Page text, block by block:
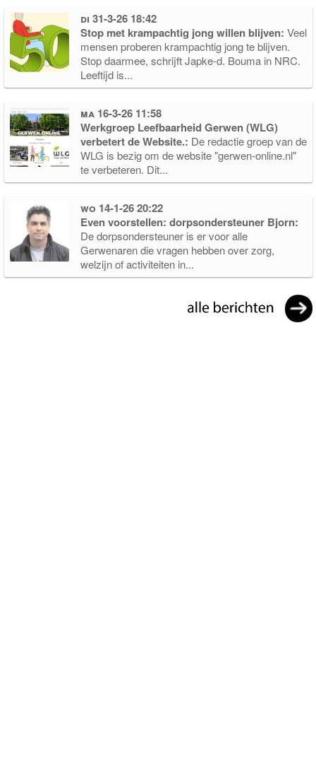
di 31-3-26 18:42
Stop met krampachtig jong willen blijven: Veel
mensen proberen krampachtig jong te blijven.
Stop daarmee, schrijft Japke-d. Bouma in NRC.
Leeftijd is...
ma 16-3-26 11:58
Werkgroep Leefbaarheid Gerwen (WLG)
verbetert de Website.: De redactie groep van de
WLG is bezig om de website "gerwen-online.nl"
te verbeteren. Dit...
wo 14-1-26 20:22
Even voorstellen: dorpsondersteuner Bjorn:
De dorpsondersteuner is er voor alle
Gerwenaren die vragen hebben over zorg,
welzijn of activiteiten in...